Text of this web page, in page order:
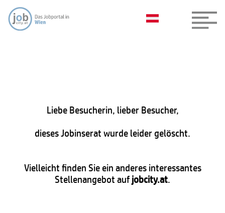
Liebe Besucherin, lieber Besucher,
dieses Jobinserat wurde leider gelöscht.
Vielleicht finden Sie ein anderes interessantes
Stellenangebot aufjobcity.at.